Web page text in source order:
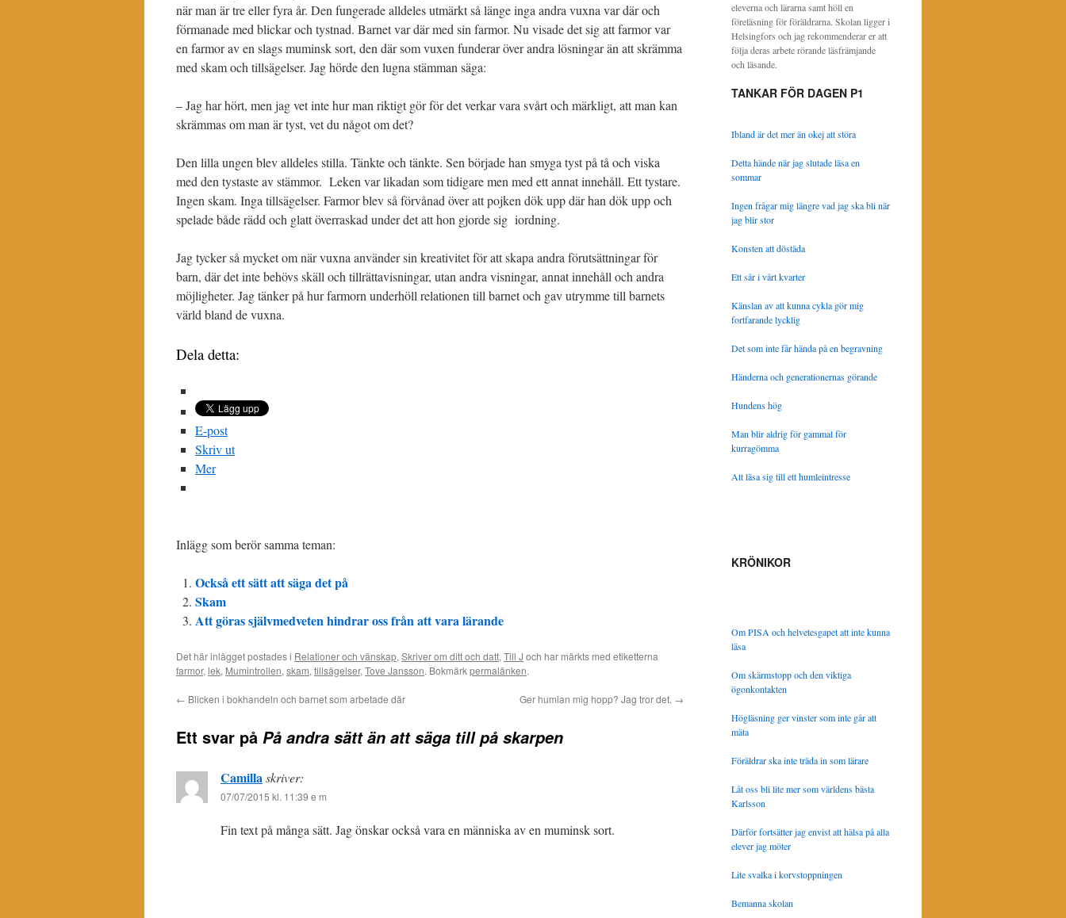
när man är tre eller fyra år. Den fungerade alldeles utmärkt så länge inga andra vuxna var där och
förmanade med blickar och tystnad. Barnet var där med sin farmor. Nu visade det sig att farmor var
en farmor av en slags muminsk sort, den där som vuxen funderar över andra lösningar än att skrämma
med skam och tillsägelser. Jag hörde den lugna stämman säga:
– Jag har hört, men jag vet inte hur man riktigt gör för det verkar vara svårt och märkligt, att man kan
skrämmas om man är tyst, vet du något om det?
Den lilla ungen blev alldeles stilla. Tänkte och tänkte. Sen började han smyga tyst på tå och viska
med den tystaste av stämmor. Leken var likadan som tidigare men med ett annat innehåll. Ett tystare.
Ingen skam. Inga tillsägelser. Farmor blev så förvånad över att pojken dök upp där han dök upp och
spelade både rädd och glatt överraskad under det att hon gjorde sig iordning.
Jag tycker så mycket om när vuxna använder sin kreativitet för att skapa andra förutsättningar för
barn, där det inte behövs skäll och tillrättavisningar, utan andra visningar, annat innehåll och andra
möjligheter. Jag tänker på hur farmorn underhöll relationen till barnet och gav utrymme till barnets
värld bland de vuxna.
Dela detta:
E-post
Skriv ut
Mer
Inlägg som berör samma teman:
Också ett sätt att säga det på
Skam
Att göras självmedveten hindrar oss från att vara lärande
Det här inlägget postades i Relationer och vänskap, Skriver om ditt och datt, Till J och har märkts med etiketterna
farmor, lek, Mumintrollen, skam, tillsägelser, Tove Jansson. Bokmärkpermalänken.
← Blicken i bokhandeln och barnet som arbetade där Ger humlan mig hopp? Jag tror det. →
Ett svar på På andra sätt än att säga till på skarpen
Camillaskriver:
07/07/2015 kl. 11:39 e m
Fin text på många sätt. Jag önskar också vara en människa av en muminsk sort.
eleverna och lärarna samt höll en
föreläsning för föräldrarna. Skolan ligger i
Helsingfors och jag rekommenderar er att
följa deras arbete rörande läsfrämjande
och läsande.
TANKAR FÖR DAGEN P1
Ibland är det mer än okej att störa
Detta hände när jag slutade läsa en
sommar
Ingen frågar mig längre vad jag ska bli när
jag blir stor
Konsten att döstäda
Ett sår i vårt kvarter
Känslan av att kunna cykla gör mig
fortfarande lycklig
Det som inte får hända på en begravning
Händerna och generationernas görande
Hundens hög
Man blir aldrig för gammal för
kurragömma
Att läsa sig till ett humleintresse
KRÖNIKOR
Om PISA och helvetesgapet att inte kunna
läsa
Om skärmstopp och den viktiga
ögonkontakten
Högläsning ger vinster som inte går att
mäta
Föräldrar ska inte träda in som lärare
Låt oss bli lite mer som världens bästa
Karlsson
Därför fortsätter jag envist att hälsa på alla
elever jag möter
Lite svalka i korvstoppningen
Bemanna skolan